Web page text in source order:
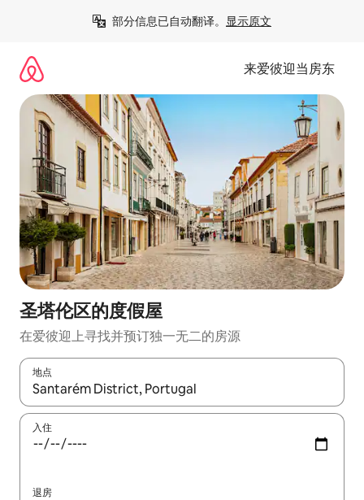
部分信息已自动翻译。 显示原文
来爱彼迎当房东
圣塔伦区的度假屋
在爱彼迎上寻找并预订独一无二的房源
地点
如有搜索结果，请使用上下方向键查看，或通过点击或滑动手势
入住
退房